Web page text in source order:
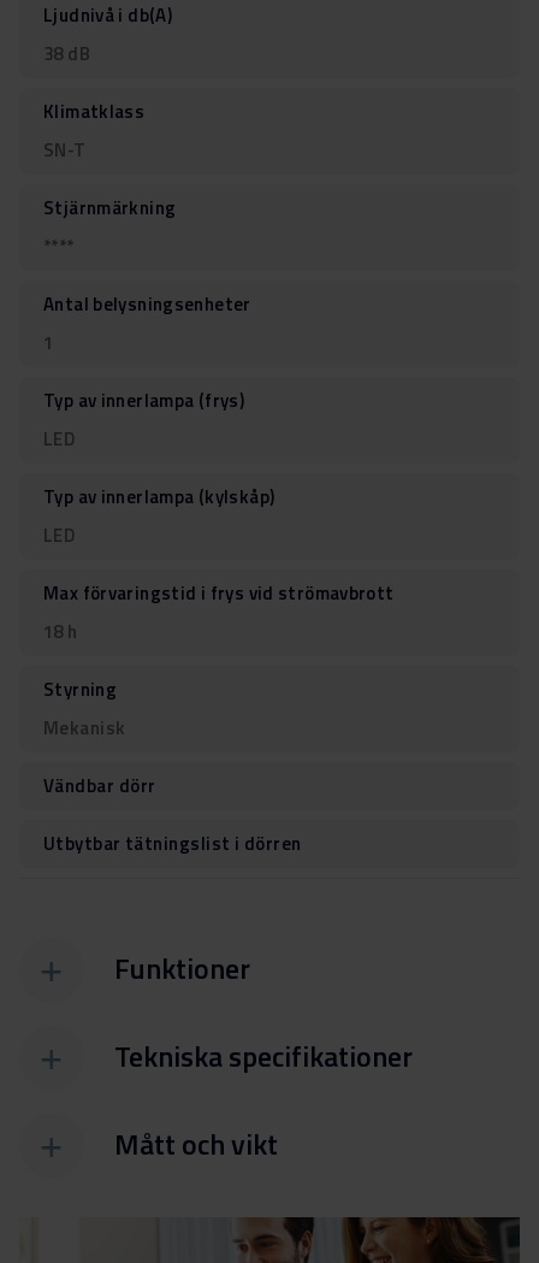
Ljudnivå i db(A)
38 dB
Klimatklass
SN-T
Stjärnmärkning
****
Antal belysningsenheter
1
Typ av innerlampa (frys)
LED
Typ av innerlampa (kylskåp)
LED
Max förvaringstid i frys vid strömavbrott
18 h
Styrning
Mekanisk
Vändbar dörr
Utbytbar tätningslist i dörren
Funktioner
Tekniska specifikationer
Mått och vikt